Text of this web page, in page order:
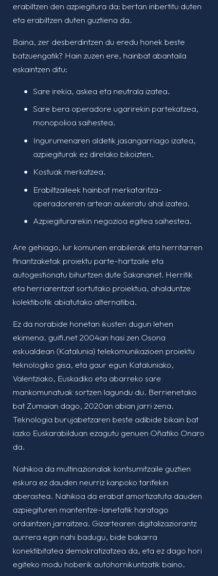
erabiltzen den azpiegitura da: bertan inbertitu duten
eta erabiltzen duten guztiena da.
Baina, zer desberdintzen du eredu honek beste
batzuengatik? Hain zuzen ere, hainbat abantaila
eskaintzen ditu:
Sare irekia, askea eta neutrala izatea.
Sare bera operadore ugarirekin partekatzea,
monopolioa saihestea.
Ingurumenaren aldetik jasangarriago izatea,
azpiegiturak ez direlako bikoizten.
Kostuak merkatzea.
Erabiltzaileek hainbat merkataritza-
operadoreren artean aukeratu ahal izatea.
Azpiegiturarekin negozioa egitea saihestea.
Are gehiago, lur komunen erabilerak eta herritarren
finantzaketak proiektu parte-hartzaile eta
autogestionatu bihurtzen dute Sakananet. Herritik
eta herriarentzat sortutako proiektua, ahalduntze
kolektibotik abiatutako alternatiba.
Ez da norabide honetan ikusten dugun lehen
ekimena. guifi.net 2004an hasi zen Osona
eskualdean (Katalunia) telekomunikazioen proiektu
teknologiko gisa, eta gaur egun Kataluniako,
Valentziako, Euskadiko eta abarreko sare
mankomunatuak sortzen lagundu du. Berrienetako
bat Zumaian dago, 2020an abian jarri zena.
Teknologia burujabetzaren beste adibide bikain bat
iazko Euskarabilduan ezagutu genuen Oñatiko Onaro
da.
Nahikoa da multinazionalak kontsumitzaile guztien
eskura ez dauden neurriz kanpoko tarifekin
aberastea. Nahikoa da erabat amortizatuta dauden
azpiegituren mantentze-lanetatik haratago
ordaintzen jarraitzea. Gizartearen digitalizaziorantz
aurrera egin nahi badugu, bide bakarra
konektibitatea demokratizatzea da, eta ez dago hori
egiteko modu hoberik autohornikuntzatik baino.